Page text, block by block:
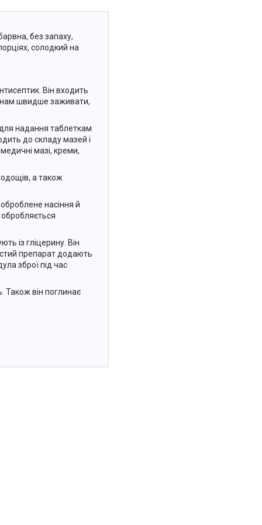
без запаху,
солодкий на
Він входить
швидше заживати,
надання таблеткам
до складу мазей і
мазі, креми,
а також
насіння й
із гліцерину. Він
препарат додають
зброї під час
Також він поглинає